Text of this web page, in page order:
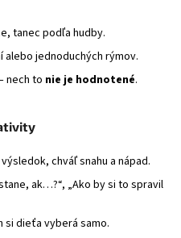
tanec podľa hudby.
jednoduchých rýmov.
nech to nie je hodnotené.
chváľ snahu a nápad.
ak…?“, „Ako by si to spravil
si dieťa vyberá samo.